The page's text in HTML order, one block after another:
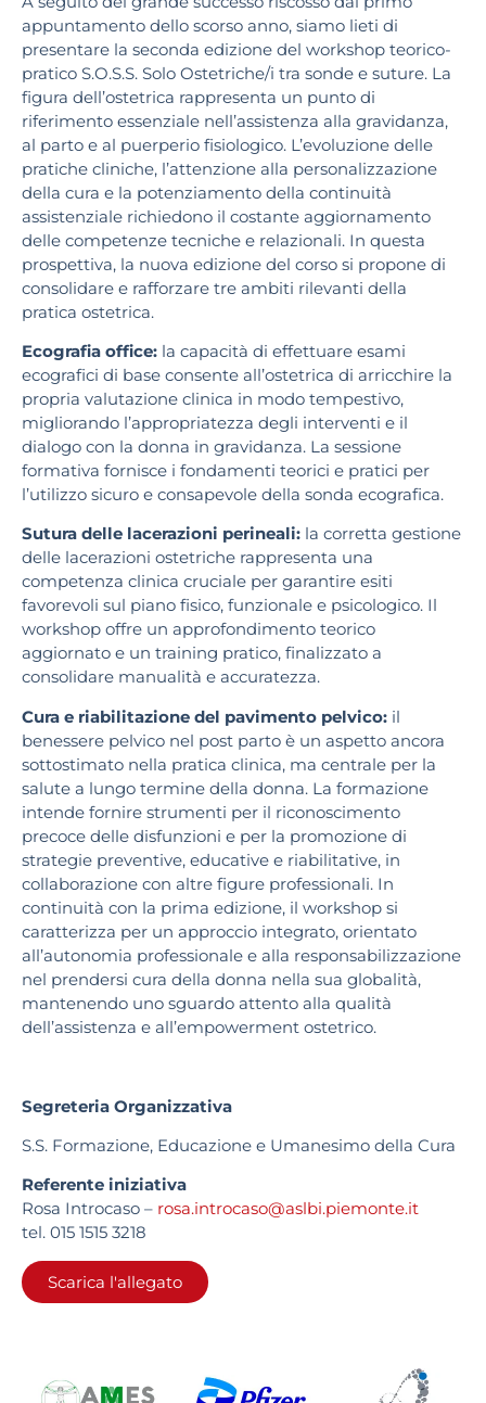
appuntamento dello scorso anno, siamo lieti di
presentare la seconda edizione del workshop teorico-
pratico S.O.S.S. Solo Ostetriche/i tra sonde e suture. La
figura dell’ostetrica rappresenta un punto di
riferimento essenziale nell’assistenza alla gravidanza,
al parto e al puerperio fisiologico. L’evoluzione delle
pratiche cliniche, l’attenzione alla personalizzazione
della cura e la potenziamento della continuità
assistenziale richiedono il costante aggiornamento
delle competenze tecniche e relazionali. In questa
prospettiva, la nuova edizione del corso si propone di
consolidare e rafforzare tre ambiti rilevanti della
pratica ostetrica.
Ecografia office: la capacità di effettuare esami
ecografici di base consente all’ostetrica di arricchire la
propria valutazione clinica in modo tempestivo,
migliorando l’appropriatezza degli interventi e il
dialogo con la donna in gravidanza. La sessione
formativa fornisce i fondamenti teorici e pratici per
l’utilizzo sicuro e consapevole della sonda ecografica.
Sutura delle lacerazioni perineali: la corretta gestione
delle lacerazioni ostetriche rappresenta una
competenza clinica cruciale per garantire esiti
favorevoli sul piano fisico, funzionale e psicologico. Il
workshop offre un approfondimento teorico
aggiornato e un training pratico, finalizzato a
consolidare manualità e accuratezza.
Cura e riabilitazione del pavimento pelvico: il
benessere pelvico nel post parto è un aspetto ancora
sottostimato nella pratica clinica, ma centrale per la
salute a lungo termine della donna. La formazione
intende fornire strumenti per il riconoscimento
precoce delle disfunzioni e per la promozione di
strategie preventive, educative e riabilitative, in
collaborazione con altre figure professionali. In
continuità con la prima edizione, il workshop si
caratterizza per un approccio integrato, orientato
all’autonomia professionale e alla responsabilizzazione
nel prendersi cura della donna nella sua globalità,
mantenendo uno sguardo attento alla qualità
dell’assistenza e all’empowerment ostetrico.
Segreteria Organizzativa
S.S. Formazione, Educazione e Umanesimo della Cura
Referente iniziativa
Rosa Introcaso – rosa.introcaso@aslbi.piemonte.it
tel. 015 1515 3218
Scarica l'allegato